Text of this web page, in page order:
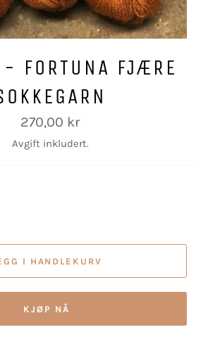
- FORTUNA FJÆRE
Vanlig
pris
270,00 kr
Avgift inkludert.
I HANDLEKURV
KJØP NÅ